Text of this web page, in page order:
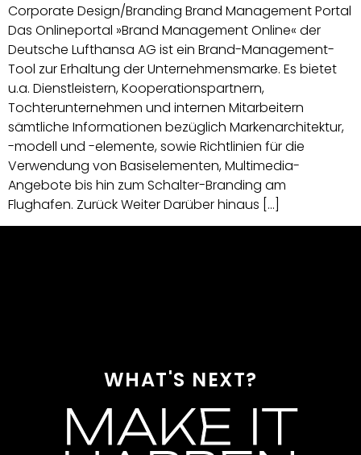
Corporate Design/Branding Brand Management Portal
Das Onlineportal »Brand Management Online« der
Deutsche Lufthansa AG ist ein Brand-Management-
Tool zur Erhaltung der Unternehmensmarke. Es bietet
u.a. Dienstleistern, Kooperationspartnern,
Tochterunternehmen und internen Mitarbeitern
sämtliche Informationen bezüglich Markenarchitektur,
-modell und -elemente, sowie Richtlinien für die
Verwendung von Basiselementen, Multimedia-
Angebote bis hin zum Schalter-Branding am
Flughafen. Zurück Weiter Darüber hinaus […]
WHAT'S NEXT?
MAKE IT